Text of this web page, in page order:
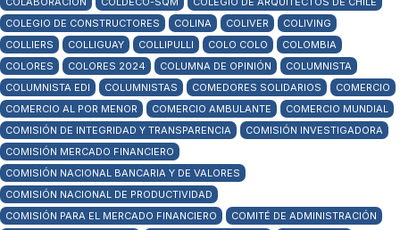
COLEGIO DE CONSTRUCTORES
COLINA COLIVER
COLIVING
COLLIERS
COLLIGUAY COLLIPULLI COLO COLO
COLOMBIA
COLORES
COLORES 2024 COLUMNA DE OPINIÓN
COLUMNISTA
COLUMNISTA EDI
COLUMNISTAS COMEDORES SOLIDARIOS
COMERCIO
COMERCIO AL POR MENOR
COMERCIO AMBULANTE
COMERCIO MUNDIAL
COMISIÓN DE INTEGRIDAD Y TRANSPARENCIA
COMISIÓN INVESTIGADORA
COMISIÓN MERCADO FINANCIERO
COMISIÓN NACIONAL BANCARIA Y DE VALORES
COMISIÓN NACIONAL DE PRODUCTIVIDAD
COMISIÓN PARA EL MERCADO FINANCIERO
COMITÉ DE ADMINISTRACIÓN